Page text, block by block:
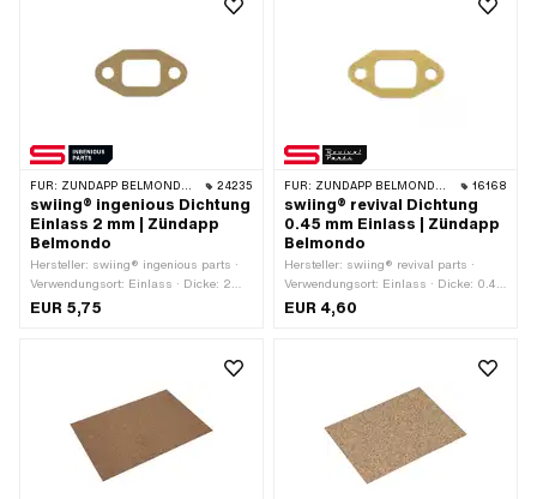
FÜR: ZÜNDAPP BELMONDO · ZÜNDAPP 24235
swiing® ingenious Dichtung
Einlass 2 mm | Zündapp
Belmondo
Hersteller: swiing® ingenious parts ·
Verwendungsort: Einlass · Dicke: 2
mm · Lochabstand Einlass: 40 mm
EUR 5,75
FÜR: ZÜNDAPP BELMONDO · ZÜNDAPP 16168
swiing® revival Dichtung
0.45 mm Einlass | Zündapp
Belmondo
Hersteller: swiing® revival parts ·
Verwendungsort: Einlass · Dicke: 0.45
mm · Lochabstand Einlass: 40 mm
EUR 4,60